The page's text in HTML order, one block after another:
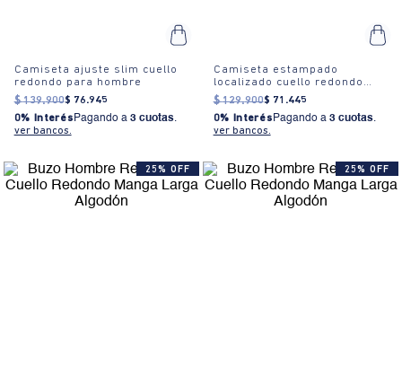
Camiseta ajuste slim cuello
redondo para hombre
$ 139.900$ 76.945
0% Interés Pagando a 3 cuotas.
ver bancos.
Camiseta estampado
localizado cuello redondo
para mujer
$ 129.900$ 71 .445
0% Interés Pagando a 3 cuotas.
ver bancos.
25% OFF 25% OFF